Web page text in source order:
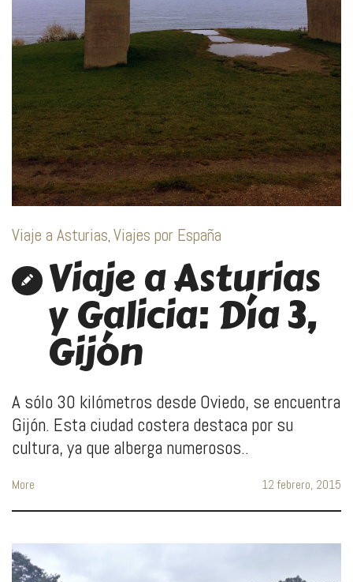
Viaje a Asturias, Viajes por España
Viaje a Asturias
y Galicia: Día 3,
Gijón
A sólo 30 kilómetros desde Oviedo, se encuentra
Gijón. Esta ciudad costera destaca por su
cultura, ya que alberga numerosos..
More 12 febrero, 2015